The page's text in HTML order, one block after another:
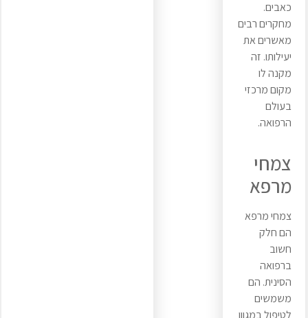
כאבים.
מחקרים רבים
מאשרים את
יעילותו. זה
מקנה לו
מקום מרכזי
בעולם
הרפואה.
צמחי
מרפא
צמחי מרפא
הם חלק
חשוב
ברפואה
הסינית. הם
משמשים
לטיפול במגוון